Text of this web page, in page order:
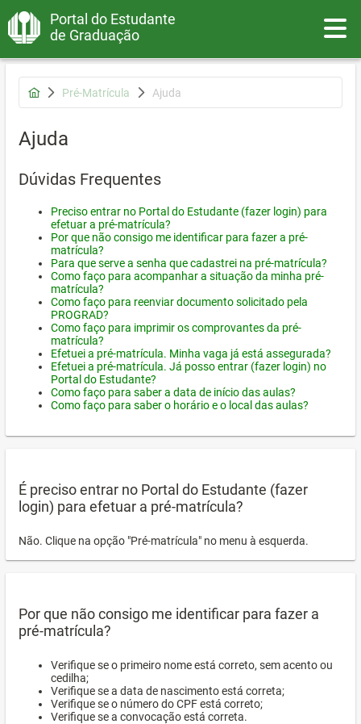
Portal do Estudante
de Graduação
Pré-Matrícula Ajuda
Ajuda
Dúvidas Frequentes
Preciso entrar no Portal do Estudante (fazer login) para
efetuar a pré-matrícula?
Por que não consigo me identificar para fazer a pré-
matrícula?
Para que serve a senha que cadastrei na pré-matrícula?
Como faço para acompanhar a situação da minha pré-
matrícula?
Como faço para reenviar documento solicitado pela
PROGRAD?
Como faço para imprimir os comprovantes da pré-
matrícula?
Efetuei a pré-matrícula. Minha vaga já está assegurada?
Efetuei a pré-matrícula. Já posso entrar (fazer login) no
Portal do Estudante?
Como faço para saber a data de início das aulas?
Como faço para saber o horário e o local das aulas?
É preciso entrar no Portal do Estudante (fazer
login) para efetuar a pré-matrícula?
Não. Clique na opção "Pré-matrícula" no menu à esquerda.
Por que não consigo me identificar para fazer a
pré-matrícula?
Verifique se o primeiro nome está correto, sem acento ou
cedilha;
Verifique se a data de nascimento está correta;
Verifique se o número do CPF está correto;
Verifique se a convocação está correta.